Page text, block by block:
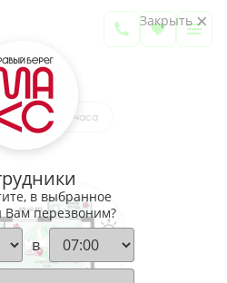
9 150 043 руб.
за 24 часа
Закрыть
в выбранное
перезвоним?
в